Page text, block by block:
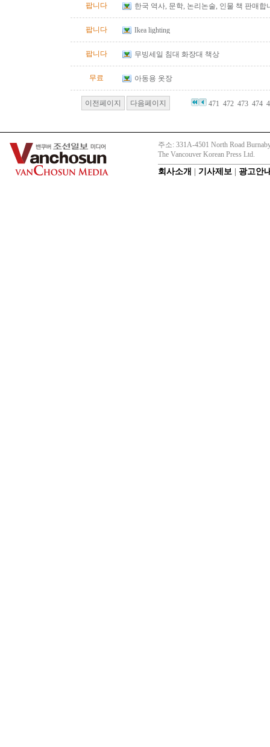
팝니다 한국 역사, 문학, 논리논술, 인물 책 판매합
팝니다 Ikea lighting
팝니다 무빙세일 침대 화장대 책상
무료 아동용 옷장
이전페이지 다음페이지 471 472 473 474
주소: 331A-4501 North Road
The Vancouver Korean Press Ltd.
회사소개 기사제보 광고안